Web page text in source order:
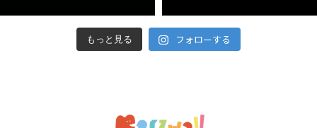
もっと見る フォローする